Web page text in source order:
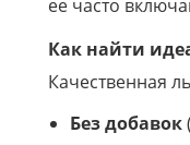
ее часто
Как найти
Качественная
Без добавок